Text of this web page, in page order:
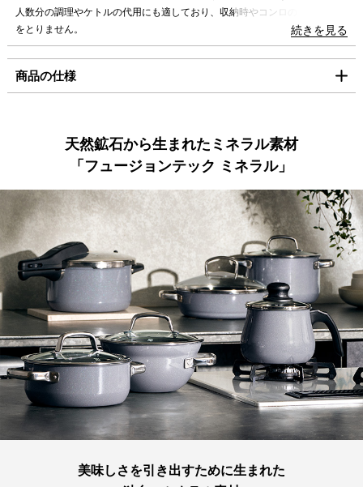
「コンパクト便」の送料はこちら。
「コンパクト便」を選択の場合は、クレジット決済のみのご利用となりま
す。
一括払のみご利用可能です。
キャッシュレス決済
コンビニ決済 セブンイレブン、ローソン、ファミリーマー
ト、ミニストップ、
デイリーヤマザキ、セイ
コーマート
【手数料】
330円（一律）
代金引換
【代金引換手数料】
330円～1,100円
ご注文金額に応じて手数料が異なります。
人数分の調理やケトルの代用にも適しており、収納時やコンロの上でも場所
をとりません。
明なガラス蓋、360度液だれしにくいフチ加工など、毎日の料理に役立つ便
炊く・煮る・沸かす・揚げる・焼く・炒める・無水調理・保存と、あらゆる
調理方法と用途に使用できます。
【容量の目安】
・カレー：約6皿分
・最適炊飯量：2合
他の商品と容量を比較する
レシピリーフレット
【取扱説明書】
あり
続きを見る
商品の仕様
外寸(mm):156
外寸 取っ手込(mm):221
高さ本体のみ(mm):117
全高 ふた込(mm):170
製品重量(g):1310
満水容量(ml):1700
素材
本体：焼付け塗装（ガラス、セラミック融合
被覆）
フチ：クロムメッキ、ニッケルメッキ
材質
本体：ホーロー用鋼板
取手・蓋つまみ：フェノール樹脂
蓋：強化ガラス
原産国 ドイツ
ガス/IHクッキングヒーター/電気コンロ/セラ
ミッククッキングヒーター/100V-200V
天然鉱石から生まれたミネラル素材
「フュージョンテック ミネラル」
美味しさを引き出すために生まれた